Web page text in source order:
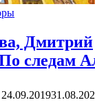
Дмитрий
следам
24.09.2019